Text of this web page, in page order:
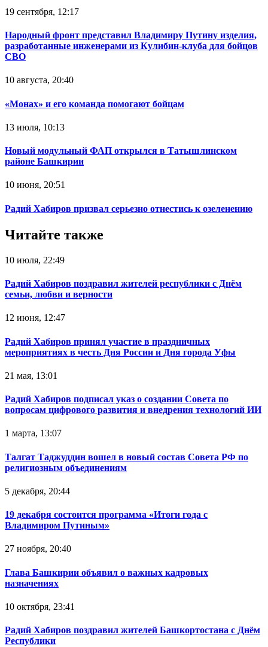
19 сентября, 12:17
Народный фронт представил Владимиру Путину изделия,
разработанные инженерами из Кулибин-клуба для бойцов
СВО
10 августа, 20:40
«Монах» и его команда помогают бойцам
13 июля, 10:13
Новый модульный ФАП открылся в Татышлинском
районе Башкирии
10 июня, 20:51
Радий Хабиров призвал серьезно отнестись к озеленению
Читайте также
10 июля, 22:49
Радий Хабиров поздравил жителей республики с Днём
семьи, любви и верности
12 июня, 12:47
Радий Хабиров принял участие в праздничных
мероприятиях в честь Дня России и Дня города Уфы
21 мая, 13:01
Радий Хабиров подписал указ о создании Совета по
вопросам цифрового развития и внедрения технологий ИИ
1 марта, 13:07
Талгат Таджуддин вошел в новый состав Совета РФ по
религиозным объединениям
5 декабря, 20:44
19 декабря состоится программа «Итоги года с
Владимиром Путиным»
27 ноября, 20:40
Глава Башкирии объявил о важных кадровых
назначениях
10 октября, 23:41
Радий Хабиров поздравил жителей Башкортостана с Днём
Республики